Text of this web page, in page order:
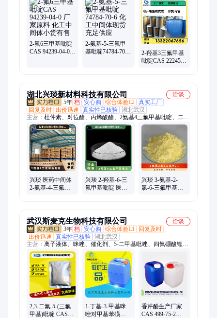
2-氟6三甲基吡啶
CAS 94239-04-0
2-氨基-5-三氟甲
基吡啶74784-70-6
2-羟基3三氟甲基
吡啶CAS 22245-
湖北兴琰新材料科技有限公司
洽谈
5年 档 安心购 综合体验L2 真实工厂
回复及时 出价迅速 真实性已核验 湖北武汉
主营： 杜仲素、对位酯、丙烯酸酯、2氨基4三氟甲基吡啶、二氧
化硫脲、乙基麦芽酚、饲料添加剂、油酸基硬脂酸、二苯基硅二
醇
兴琰 医药中间体
2-氨基-4-三氟甲
兴琰 2-羟基-6-三
氟甲基吡啶 医药
兴琰 3-氨基-2-
氯-6-三氟甲基吡
武汉斯麦克生物科技有限公司
洽谈
3年 档 安心购 综合体验L1
回复及时
出价迅速
真实性已核验 湖北武汉
主营： 离子液体、咪唑、催化剂、5-二甲基吡唑、四氟硼酸锂、
氟化物、全氟辛基三甲氧基硅烷、阻燃剂、正丁醇锆、香兰基丁
醚、丙酮肟、双酚E型氰酸酯、叔丁基乙烯基醚、钯碳催化剂、
钛硅分子筛、硫酸烟酰苯胺、丙酮缩氨基硫脲
2,3-二氟-5-(三氟
甲基)吡啶 CAS
1-丁基-3-甲基咪
唑对甲基苯磺酸
香芹酚生产厂家
CAS 499-75-2